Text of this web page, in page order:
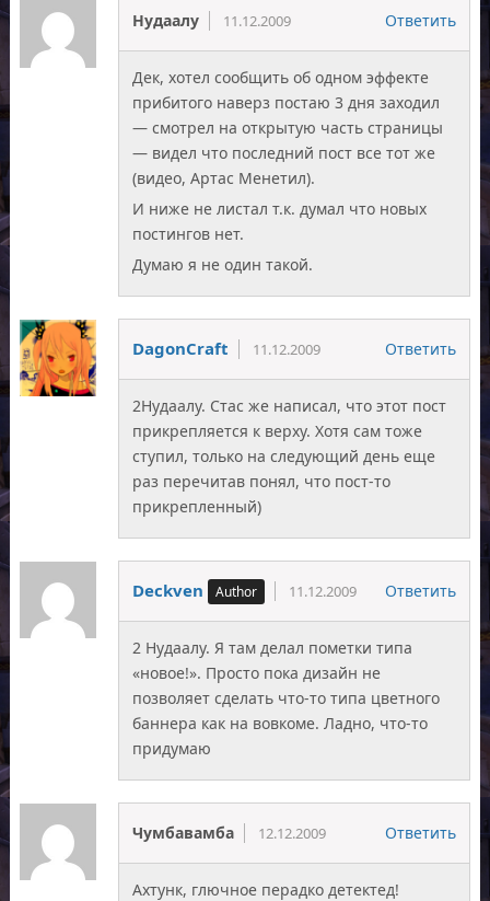
Нудаалу 11.12.2009 Ответить
Дек, хотел сообщить об одном эффекте
прибитого наверз постаю 3 дня заходил
— смотрел на открытую часть страницы
— видел что последний пост все тот же
(видео, Артас Менетил).
И ниже не листал т.к. думал что новых
постингов нет.
Думаю я не один такой.
DagonCraft 11.12.2009 Ответить
2Нудаалу. Стас же написал, что этот пост
прикрепляется к верху. Хотя сам тоже
ступил, только на следующий день еще
раз перечитав понял, что пост-то
прикрепленный)
Deckven 11.12.2009 Ответить
2 Нудаалу. Я там делал пометки типа
«новое!». Просто пока дизайн не
позволяет сделать что-то типа цветного
баннера как на вовкоме. Ладно, что-то
придумаю
Чумбавамба 12.12.2009 Ответить
Ахтунк, глючное перадко детектед!